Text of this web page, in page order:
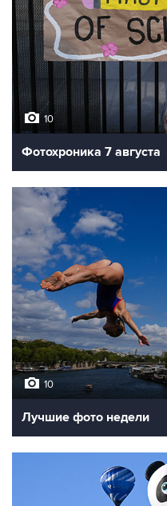
10
Фотохроника 7 августа
10
Лучшие фото недели